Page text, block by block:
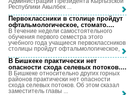
Республики Акылбек ...
Первоклассники в столице пройдут
офтальмологическое, стомато....
В течение недели самостоятельного
обучения первого семестра этого
учебного года учащиеся первоклассников
столицы пройдут офтальмологическое, ...
В Бишкеке практически нет
опасности схода селевых потоков....
В Бишкеке относительно других горных
районов практически нет опасности
схода селевых потоков. Об этом сказал
заместитель главы ...